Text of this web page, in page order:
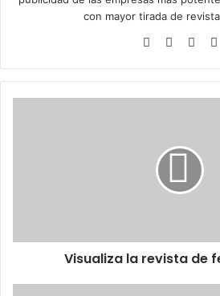
con mayor tirada de
Siti
we
b
Fa
bo
ok
X
a
Visualiza la revista de